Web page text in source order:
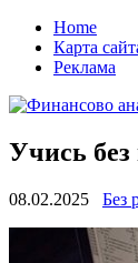
Home
Карта
Реклама
Учись
08.02.2025 Без